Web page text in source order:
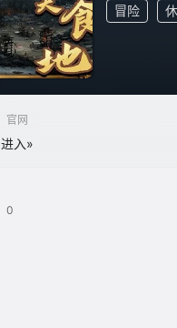
冒险
官网
进入»
0